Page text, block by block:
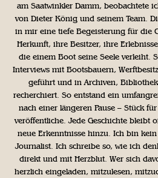
am Saatwinkler Damm, beobachtete
von Dieter König und seinem Team.
in mir eine tiefe Begeisterung für die
Herkunft, ihre Besitzer, ihre
die einem Boot seine Seele verleiht.
Interviews mit Bootsbauern,
geführt und in Archiven,
recherchiert. So entstand ein
nach einer längeren Pause – Stück
veröffentliche. Jede Geschichte bleibt
neue Erkenntnisse hinzu. Ich bin
Journalist. Ich schreibe so, wie ich
direkt und mit Herzblut. Wer sich
herzlich eingeladen, mitzulesen,